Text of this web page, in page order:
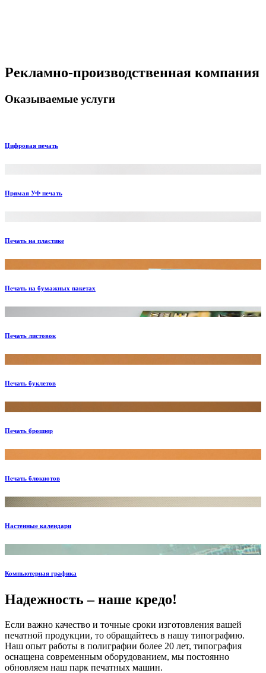
Рекламно-производственная компания
Оказываемые услуги
Цифровая печать
Прямая УФ печать
Печать на пластике
Печать на бумажных пакетах
Печать листовок
Печать буклетов
Печать брошюр
Печать блокнотов
Настенные календари
Компьютерная графика
Надежность – наше кредо!
Если важно качество и точные сроки изготовления вашей
печатной продукции, то обращайтесь в нашу типографию.
Наш опыт работы в полиграфии более 20 лет, типография
оснащена современным оборудованием, мы постоянно
обновляем наш парк печатных машин.